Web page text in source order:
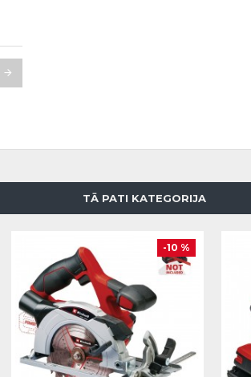
TĀ PATI KATEGORIJA
-10 %